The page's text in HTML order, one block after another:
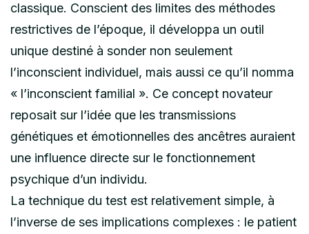
classique. Conscient des limites des méthodes
restrictives de l’époque, il développa un outil
unique destiné à sonder non seulement
l’inconscient individuel, mais aussi ce qu’il nomma
« l’inconscient familial ». Ce concept novateur
reposait sur l’idée que les transmissions
génétiques et émotionnelles des ancêtres auraient
une influence directe sur le fonctionnement
psychique d’un individu.
La technique du test est relativement simple, à
l’inverse de ses implications complexes : le patient